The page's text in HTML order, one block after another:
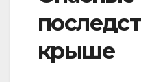
крыше